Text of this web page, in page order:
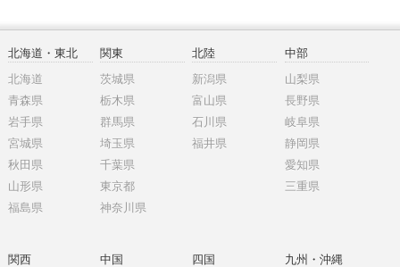
北海道・東北
北海道
青森県
岩手県
宮城県
秋田県
山形県
福島県
関東
茨城県
栃木県
群馬県
埼玉県
千葉県
東京都
神奈川県
北陸
新潟県
富山県
石川県
福井県
中部
山梨県
長野県
岐阜県
静岡県
愛知県
三重県
関西
中国
四国
九州・沖縄